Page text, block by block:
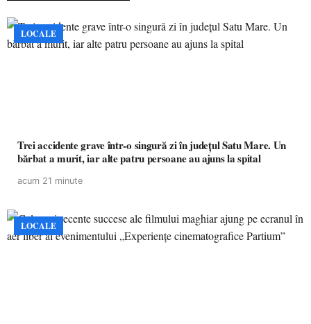
LOCALE
Trei accidente grave într-o singură zi în județul Satu Mare. Un
bărbat a murit, iar alte patru persoane au ajuns la spital
acum 21 minute
LOCALE